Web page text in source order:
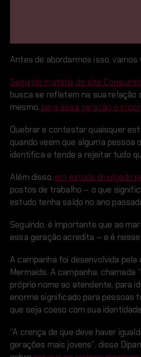
Antes de abordarmos isso,
Segundo matéria do site
busca se refletem na sua relação
mesmo, para essa geração o
Quebrar e contestar quaisquer
quando veem que alguma pessoa
identifica e tende a rejeitar tudo
Além disso, em estudo divulgado
postos de trabalho – o que
estudo tenha saído no ano
Seguindo, é importante que as
essa geração acredita – e é
A campanha foi desenvolvida
Mermaids. A campanha,
próprio nome ao atendente, para
enorme significado para pessoas
que seja coeso com sua
“A crença de que deve haver
gerações mais jovens”, disse